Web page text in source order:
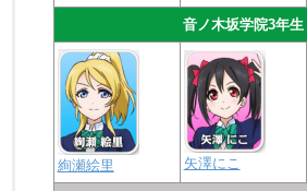
音ノ木坂学院3年生
絢瀬絵里 矢澤にこ